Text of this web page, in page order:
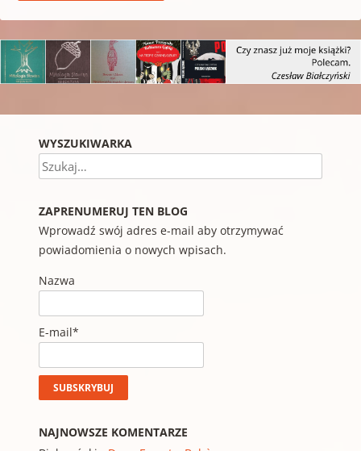
WYSZUKIWARKA
Szukaj
ZAPRENUMERUJ TEN BLOG
Wprowadź swój adres e-mail aby otrzymywać
powiadomienia o nowych wpisach.
Nazwa
E-mail*
NAJNOWSZE KOMENTARZE